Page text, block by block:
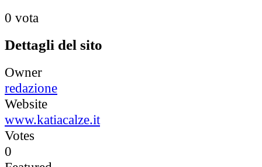
0 vota
Dettagli del sito
Owner
redazione
Website
www.katiacalze.it
Votes
0